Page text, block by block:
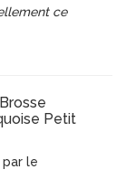
ce
Petit
le